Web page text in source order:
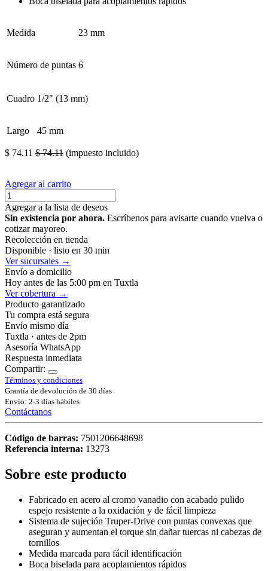
Medida 23 mm
Número de puntas 6
Cuadro 1/2" (13 mm)
Largo 45 mm
$ 74.11 $74.11 (impuesto incluido)
Agregar al carrito
Agregar a la lista de deseos
Sin existencia por ahora. Escríbenos para avisarte cuando vuelva o
cotizar mayoreo.
Recolección en tienda
Disponible · listo en 30 min
Ver sucursales →
Envío a domicilio
Hoy antes de las 5:00 pm en Tuxtla
Ver cobertura →
Producto garantizado
Tu compra está segura
Envío mismo día
Tuxtla · antes de 2pm
Asesoría WhatsApp
Respuesta inmediata
Compartir:
Términos y condiciones
Grantía de devolución de 30 días
Envío: 2-3 días hábiles
Contáctanos
Código de barras: 7501206648698
Referencia interna: 13273
Sobre este producto
Fabricado en acero al cromo vanadio con acabado pulido
espejo resistente a la oxidación y de fácil limpieza
Sistema de sujeción Truper-Drive con puntas convexas que
aseguran y aumentan el torque sin dañar tuercas ni cabezas de
tornillos
Medida marcada para fácil identificación
Boca biselada para acoplamientos rápidos